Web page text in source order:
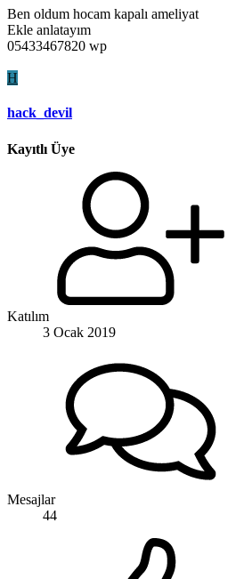
Ben oldum hocam kapalı ameliyat
Ekle anlatayım
05433467820 wp
H
hack_devil
Kayıtlı Üye
Katılım
3 Ocak 2019
Mesajlar
44